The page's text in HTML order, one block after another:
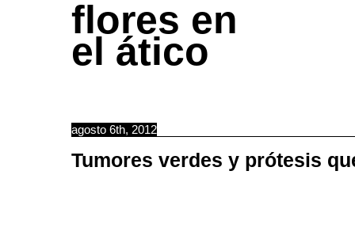
flores en
el ático
agosto 6th, 2012
Tumores verdes y prótesis